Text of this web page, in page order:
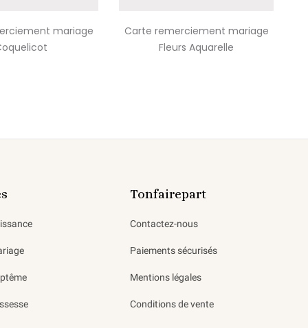
mariage
Carte remerciement mariage
Fleurs Aquarelle
Tonfairepart
Contactez-nous
Paiements sécurisés
Mentions légales
Conditions de vente